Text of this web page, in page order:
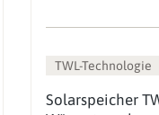
TWL-Technologie
Solarspeicher